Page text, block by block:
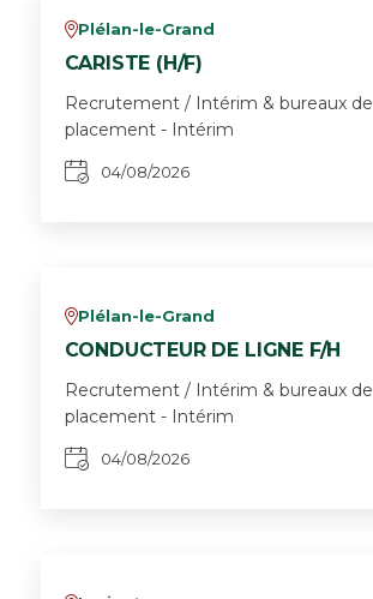
vPlélan-le-Grand
CARISTE (H/F)
Recrutement / Intérim & bureaux de
placement - Intérim
04/08/2026
vPlélan-le-Grand
CONDUCTEUR DE LIGNE F/H
Recrutement / Intérim & bureaux de
placement - Intérim
04/08/2026